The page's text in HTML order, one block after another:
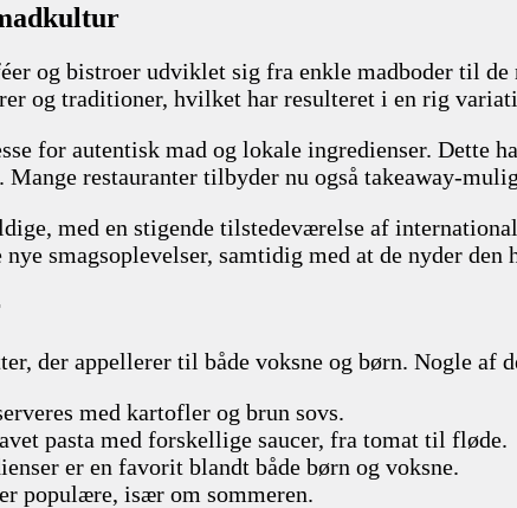
og bistroer udviklet sig fra enkle madboder til
og traditioner, hvilket har resulteret i en rig
for autentisk mad og lokale ingredienser.
restauranter tilbyder nu også takeaway-
med en stigende tilstedeværelse af
smagsoplevelser, samtidig med at de nyder
der appellerer til både voksne og børn. Nogle af
med kartofler og brun sovs.
pasta med forskellige saucer, fra tomat til fløde.
er en favorit blandt både børn og voksne.
populære, især om sommeren.